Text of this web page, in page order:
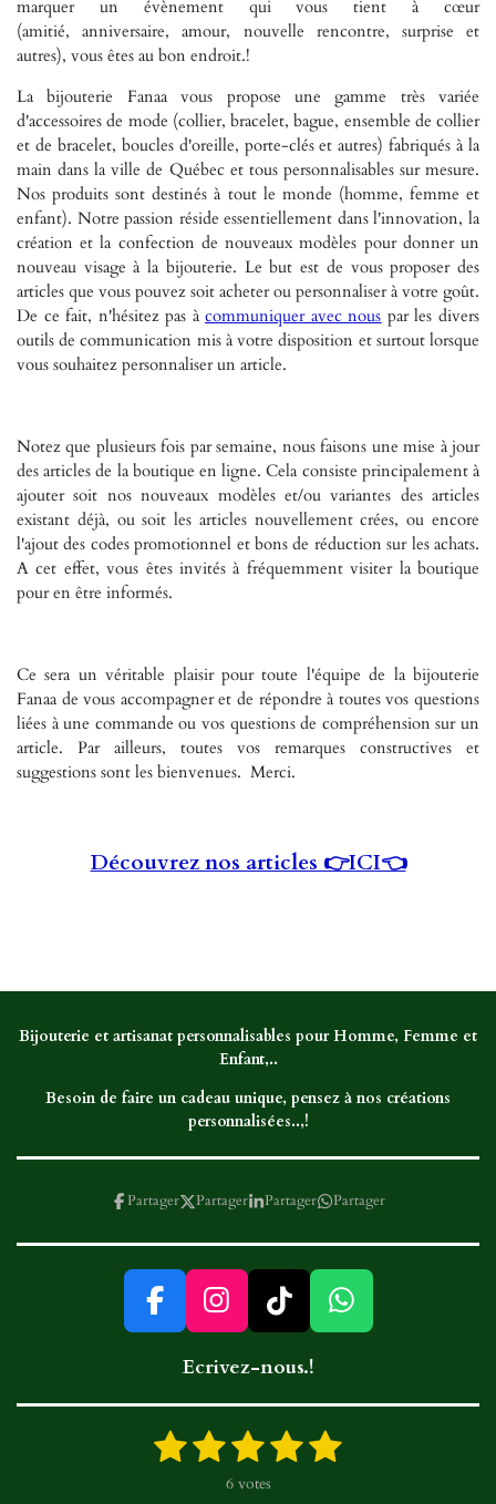
marquer un évènement qui vous tient à cœur
(amitié,anniversaire, amour, nouvelle rencontre, surprise et
autres), vous êtes au bon endroit.!
La bijouterie Fanaa vous propose une gamme très variée
d'accessoires de mode (collier, bracelet, bague, ensemble de collier
et de bracelet, boucles d'oreille, porte-clés et autres) fabriqués à la
main dans la ville de Québec et tous personnalisables sur mesure.
Nos produits sont destinés à tout le monde (homme, femme et
enfant). Notre passion réside essentiellement dans l'innovation, la
création et la confection de nouveaux modèles pour donner un
nouveau visage à la bijouterie. Le but est de vous proposer des
articles que vous pouvez soit acheter ou personnaliser à votre goût.
De ce fait, n'hésitez pas àcommuniquer avec nous par les divers
outils de communication mis à votre disposition et surtout lorsque
vous souhaitez personnaliser un article.
Notez que plusieurs fois par semaine, nous faisons une mise à jour
des articles de la boutique en ligne. Cela consiste principalement à
ajouter soit nos nouveaux modèles et/ou variantes des articles
existant déjà, ou soit les articles nouvellement crées, ou encore
l'ajout des codes promotionnel et bons de réduction sur les achats.
A cet effet, vous êtes invités à fréquemment visiter la boutique
pour en être informés.
Ce sera un véritable plaisir pour toute l'équipe de la bijouterie
Fanaa de vous accompagner et de répondre à toutes vos questions
liées à une commande ou vos questions de compréhension sur un
article. Par ailleurs, toutes vos remarques constructives et
suggestions sont les bienvenues. Merci.
Découvrez nos articles 👉ICI👈
Bijouterie et artisanat personnalisables pour Homme, Femme et
Enfant,..
Besoin de faire un cadeau unique, pensez à nos créations
personnalisées..,!
Partager Partager Partager Partager
F
a
e
b
o
I
n
s
t
a
g
T
i
k
T
o
k
W
h
t
s
Ecrivez-nous.!
1 2 3
é
4
é
5
6 votes